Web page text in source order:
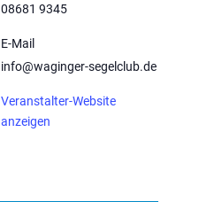
08681 9345
E-Mail
info@waginger-segelclub.de
Veranstalter-Website
anzeigen